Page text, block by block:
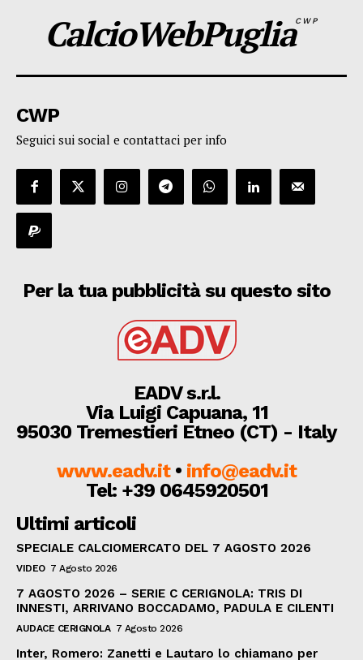
CalcioWebPugliaCWP
CWP
Seguici sui social e contattaci per info
Per la tua pubblicità su questo sito
EADV s.r.l.
Via Luigi Capuana, 11
95030 Tremestieri Etneo (CT) - Italy
www.eadv.it• info@eadv.it
Tel: +39 0645920501
Ultimi articoli
SPECIALE CALCIOMERCATO DEL 7 AGOSTO 2026
VIDEO 7 Agosto 2026
7 AGOSTO 2026 – SERIE C CERIGNOLA: TRIS DI
INNESTI, ARRIVANO BOCCADAMO, PADULA E CILENTI
AUDACE CERIGNOLA 7 Agosto 2026
Inter, Romero: Zanetti e Lautaro lo chiamano per